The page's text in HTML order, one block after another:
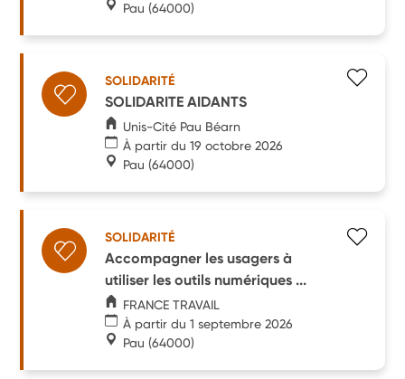
Pau (64000)
SOLIDARITÉ
SOLIDARITE AIDANTS
Unis-Cité Pau Béarn
À partir du 19 octobre 2026
Pau (64000)
SOLIDARITÉ
Accompagner les usagers à
utiliser les outils numériques ...
FRANCE TRAVAIL
À partir du 1 septembre 2026
Pau (64000)